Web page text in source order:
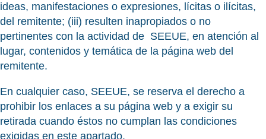
ideas, manifestaciones o expresiones, lícitas o ilícitas,
del remitente; (iii) resulten inapropiados o no
pertinentes con la actividad de SEEUE, en atención al
lugar, contenidos y temática de la página web del
remitente.
En cualquier caso, SEEUE, se reserva el derecho a
prohibir los enlaces a su página web y a exigir su
retirada cuando éstos no cumplan las condiciones
exigidas en este apartado.